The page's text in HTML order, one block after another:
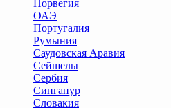
Норвегия
ОАЭ
Португалия
Румыния
Саудовская Аравия
Сейшелы
Сербия
Сингапур
Словакия